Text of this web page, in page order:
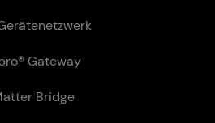
Gateway
Bridge